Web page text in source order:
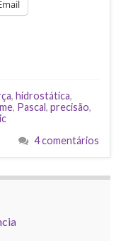
, hidrostática,
, Pascal , precisão,
4 comentários